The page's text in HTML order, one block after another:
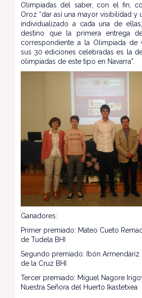
Olimpiadas del saber, con el fin,
Oroz “dar así una mayor visibilidad y
individualizado a cada una de
destino que la primera entrega
correspondiente a la Olimpiada de
sus 30 ediciones celebradas es la
olimpiadas de este tipo en Navarra”.
Ganadores:
Primer premiado: Mateo Cueto
de Tudela BHI
Segundo premiado: Ibón Armendáriz
de la Cruz BHI
Tercer premiado: Miguel Nagore
Nuestra Señora del Huerto Ikastetxea